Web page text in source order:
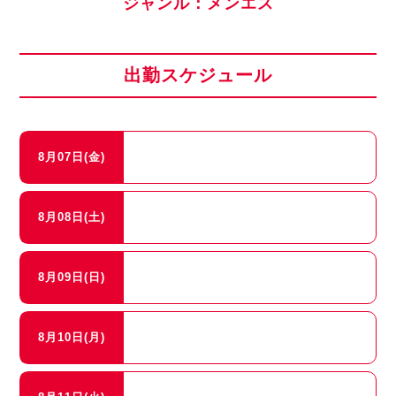
出勤スケジュール
8月07日(金)
8月08日(土)
8月09日(日)
8月10日(月)